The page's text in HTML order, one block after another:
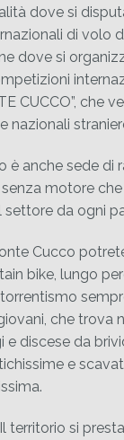
dove si
di volo
dove si
CUCCO”, che
nazionali
è anche sede di
motore
da ogni
Cucco
bike, lungo
che trova
e discese da
e
territorio si